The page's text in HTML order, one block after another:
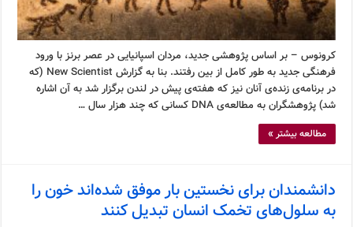
کرونوس – بر اساس پژوهشی جدید، مردان اسپانیایی در عصر برنز با ورود
فرهنگی جدید به طور کامل از بین رفتند. بنا به گزارش New Scientist (که
در برنامه‌ی زنده‌ی آنان نیز که هفته‌ی پیش در لندن برگزار شد به آن اشاره
شد) پژوهشگران به مطالعه‌ی DNA کسانی که چند هزار سال …
مطالعه بیشتر »
دانشمندان برای نخستین بار موفق شده‌اند خون را
به سلول‌های تخمک انسان تبدیل کنند